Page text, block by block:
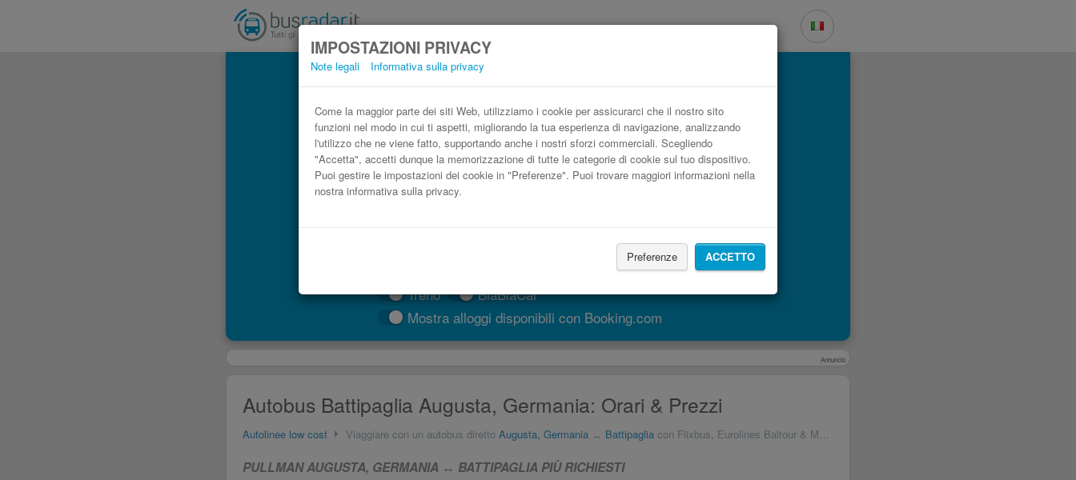
IMPOSTAZIONI PRIVACY
Note legali Informativa sulla privacy
Come la maggior parte dei siti Web, utilizziamo i cookie per assicurarci che il nostro sito
funzioni nel modo in cui ti aspetti, migliorando la tua esperienza di navigazione, analizzando
l'utilizzo che ne viene fatto, supportando anche i nostri sforzi commerciali. Scegliendo
"Accetta", accetti dunque la memorizzazione di tutte le categorie di cookie sul tuo dispositivo.
Puoi gestire le impostazioni dei cookie in "Preferenze". Puoi trovare maggiori informazioni nella
nostra informativa sulla privacy.
Preferenze ACCETTO
Autobus Augusta, Germania Battipaglia low cost
Treno
BlaBlaCar
Mostra alloggi disponibili con Booking.com
Annuncio
Autobus Battipaglia Augusta, Germania: Orari & Prezzi
Autolinee low cost Viaggiare con un autobus diretto Augusta, Germania ↔ Battipaglia con Flixbus, Eurolines Baltour & Marozzi
PULLMAN AUGUSTA, GERMANIA ↔ BATTIPAGLIA PIÙ RICHIESTI